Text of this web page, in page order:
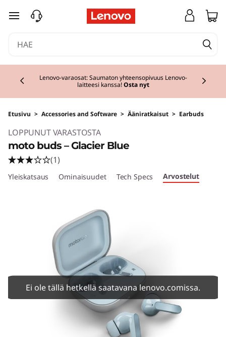
siirry pääsisältöön
Lenovo-varaosat: Saumaton yhteensopivuus Lenovo-
laitteesi kanssa!Osta nyt
Etusivu > Accessories and Software > Ääniratkaisut > Earbuds
LOPPUNUT VARASTOSTA
moto buds – Glacier Blue
(1)
Yleiskatsaus Ominaisuudet Tech Specs Arvostelut
Ei ole tällä hetkellä saatavana lenovo.comissa.